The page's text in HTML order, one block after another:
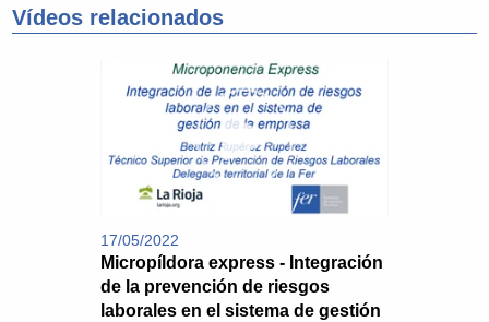
Vídeos relacionados
17/05/2022
Micropíldora express - Integración
de la prevención de riesgos
laborales en el sistema de gestión